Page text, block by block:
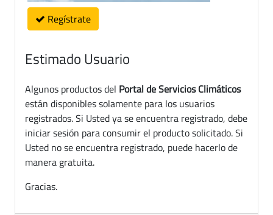
Regístrate
Estimado Usuario
Algunos productos del Portal de Servicios Climáticos
están disponibles solamente para los usuarios
registrados. Si Usted ya se encuentra registrado, debe
iniciar sesión para consumir el producto solicitado. Si
Usted no se encuentra registrado, puede hacerlo de
manera gratuita.
Gracias.